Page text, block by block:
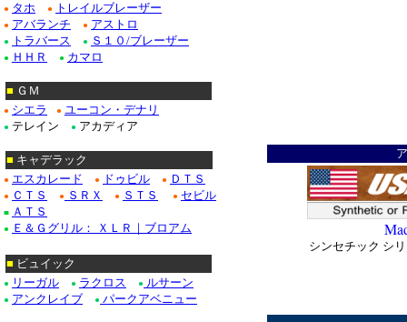
シンセチック シ
● タホ ● トレイルブレーザー
● アバランチ ● アストロ
● トラバース ● Ｓ１０/ブレーザー
● ＨＨＲ ● カマロ
■ ＧＭ
● シエラ ● ユーコン・デナリ
● テレイン ● アカディア
■ キャデラック
● エスカレード ● ドゥビル ● ＤＴＳ
● ＣＴＳ ● ＳＲＸ ● ＳＴＳ ● セビル
■ ＡＴＳ
● Ｅ＆Ｇグリル： ＸＬＲ｜ブロアム
■ ビュイック
● リーガル ● ラクロス ● ルサーン
● アンクレイブ ● パークアベニュー